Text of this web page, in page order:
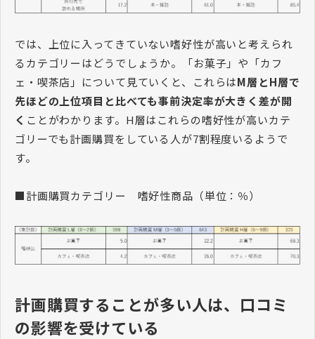
では、上位に入ってきていない嗜好性が高いと考えられ
るカテゴリーはどうでしょうか。「お菓子」や「カフ
ェ・喫茶店」について見ていくと、これらはM層とH層で
先ほどの上位項目と比べても事前決定率が大きく差が開
く ことがわかります。H層はこれらの嗜好性が高いカテ
ゴリーでも計画購買をしている人が7割程度いるようで
す。
■計画購買カテゴリー 嗜好性商品（単位：％）
計画購買することが多い人は、口コミ
の影響を受けている